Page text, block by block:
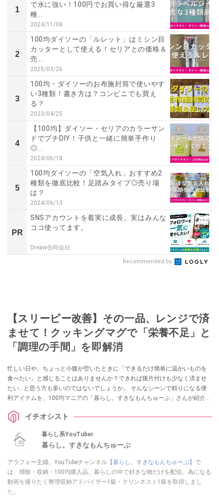
1
で水に強い！100円でお買い得な厳選3
種...
2024/11/08
2
100均ダイソーの「ルレット」はミシン目
カッターとして使える！セリアとの価格＆
売...
2025/03/26
3
100均・ダイソーのお布施封筒で使いやす
い3種類！書き方は？コンビニでも買え
る？
2023/04/25
4
【100均】ダイソー・セリアのカラーサン
ドでプチDIY！子供と一緒に簡単手作り
◎...
2024/06/18
5
100均ダイソーの「空気入れ」おすすめ2
種類を徹底比較！足踏みタイプ◎売り場
は？
2024/06/13
PR
SNSアカウントを着実に成長。実はみんな
ココ使ってます。
Dreaw合同会社
Recommended by
【スリーピー改善】その一品、レンジで済
ませて！クッキングマグで「栄養不足」と
「調理の手間」を即解消
忙しい日や、ちょっと小腹が空いたときに「できるだけ簡単に温かいものを
食べたい」と感じることはありませんか？できれば後片付けも少なく済ませ
たい…と思う方も多いのではないでしょうか。 そんなシーンで頼りになる便
利アイテムを、100均マニアの「暮らし。すきなもんちゅーぶ」さんが紹介し
プクッキングマグ」は、時短調理や一人分ごはんにぴったりのアイテムで
そう。気になる方はぜひチェックしてみてください。
イチオシスト
暮らし系YouTuber
暮らし。すきなもんちゅーぶ
アラフォー主婦。YouTubeチャンネル 【暮らし。すきなもんちゅーぶ】 で
は、掃除・収納・100均購入品。暮らしの中で好きな物だけを配信。為になる
動画を撮りたく整理収納アドバイザー1級・クリンネスト1級を取得しまし
た。